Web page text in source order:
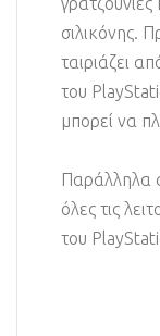
σιλικόνης.
ταιριάζει
του
μπορεί να
Παράλληλα
όλες τις
του